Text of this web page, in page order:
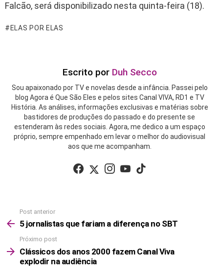
Falcão, será disponibilizado nesta quinta-feira (18).
ELAS POR ELAS
Escrito por Duh Secco
Sou apaixonado por TV e novelas desde a infância. Passei pelo
blog Agora é Que São Eles e pelos sites Canal VIVA, RD1 e TV
História. As análises, informações exclusivas e matérias sobre
bastidores de produções do passado e do presente se
estenderam às redes sociais. Agora, me dedico a um espaço
próprio, sempre empenhado em levar o melhor do audiovisual
aos que me acompanham.
more
Post anterior
5 jornalistas que fariam a diferença no SBT
Próximo post
Clássicos dos anos 2000 fazem Canal Viva
explodir na audiência